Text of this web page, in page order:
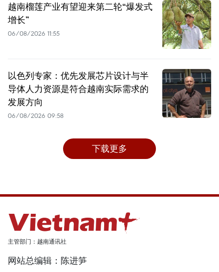
越南榴莲产业有望迎来第二轮“爆发式
增长”
06/08/2026 11:55
以色列专家：优先发展芯片设计与半
导体人力资源是符合越南实际需求的
发展方向
06/08/2026 09:58
下载更多
主管部门：越南通讯社
网站总编辑：陈进笋